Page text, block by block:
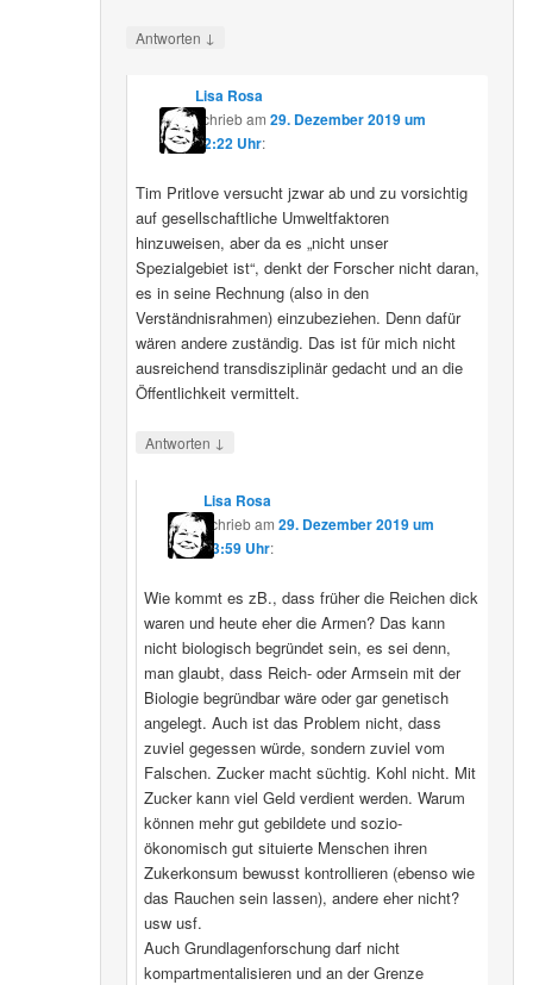
Antworten ↓
Lisa Rosa
schriebam 29. Dezember 2019 um
12:22 Uhr:
Tim Pritlove versucht jzwar ab und zu vorsichtig
auf gesellschaftliche Umweltfaktoren
hinzuweisen, aber da es „nicht unser
Spezialgebiet ist“, denkt der Forscher nicht daran,
es in seine Rechnung (also in den
Verständnisrahmen) einzubeziehen. Denn dafür
wären andere zuständig. Das ist für mich nicht
ausreichend transdisziplinär gedacht und an die
Öffentlichkeit vermittelt.
Antworten ↓
Lisa Rosa
schriebam29. Dezember 2019 um
13:59 Uhr:
Wie kommt es zB., dass früher die Reichen dick
waren und heute eher die Armen? Das kann
nicht biologisch begründet sein, es sei denn,
man glaubt, dass Reich- oder Armsein mit der
Biologie begründbar wäre oder gar genetisch
angelegt. Auch ist das Problem nicht, dass
zuviel gegessen würde, sondern zuviel vom
Falschen. Zucker macht süchtig. Kohl nicht. Mit
Zucker kann viel Geld verdient werden. Warum
können mehr gut gebildete und sozio-
ökonomisch gut situierte Menschen ihren
Zukerkonsum bewusst kontrollieren (ebenso wie
das Rauchen sein lassen), andere eher nicht?
usw usf.
Auch Grundlagenforschung darf nicht
kompartmentalisieren und an der Grenze